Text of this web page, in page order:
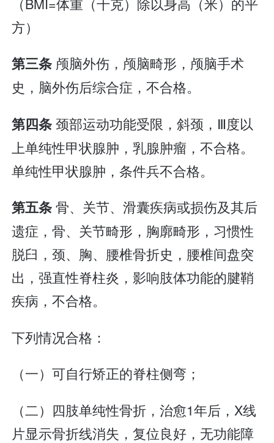
方）
第三条 颅脑外伤，颅脑畸形，颅脑手术
史，脑外伤后综合症，不合格。
第四条颈部运动功能受限，斜颈，Ⅲ度以
上单纯性甲状腺肿，乳腺肿瘤，不合格。
单纯性甲状腺肿，条件兵不合格。
第五条骨、关节、滑囊疾病或损伤及其后
遗症，骨、关节畸形，胸廓畸形，习惯性
脱臼，颈、胸、腰椎骨折史，腰椎间盘突
出，强直性脊柱炎，影响肢体功能的腱鞘
疾病，不合格。
下列情况合格：
（一）可自行矫正的脊柱侧弯；
（二）四肢单纯性骨折，治愈1年后，X线
片显示骨折线消失，复位良好，无功能障